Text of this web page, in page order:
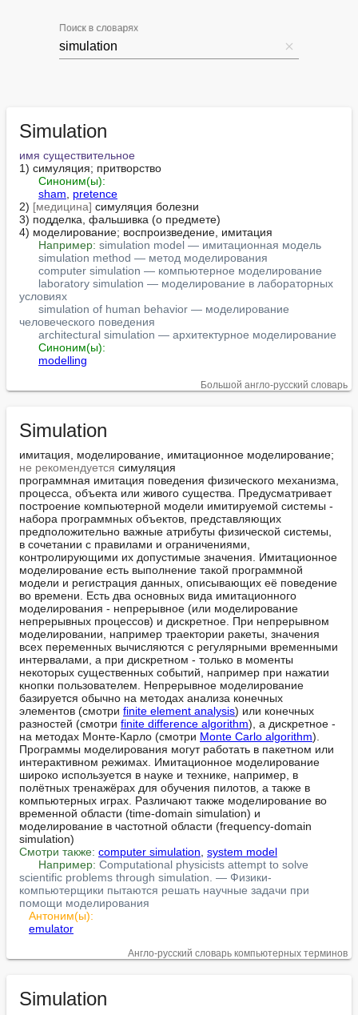
Поиск в словарях
Simulation
имя существительное
1) симуляция; притворство
Синоним(ы):
sham
pretence
2) [медицина] симуляция болезни
3) подделка, фальшивка (о предмете)
4) моделирование; воспроизведение, имитация
Например: simulation model — имитационная модель
simulation method — метод моделирования
computer simulation — компьютерное моделирование
laboratory simulation — моделирование в лабораторных
условиях
simulation of human behavior — моделирование
человеческого поведения
architectural simulation — архитектурное моделирование
Синоним(ы):
modelling
Большой англо-русский словарь
Simulation
не рекомендуется симуляция
программная имитация поведения физического механизма,
процесса, объекта или живого существа. Предусматривает
построение компьютерной модели имитируемой системы -
набора программных объектов, представляющих
предположительно важные атрибуты физической системы,
в сочетании с правилами и ограничениями,
контролирующими их допустимые значения. Имитационное
моделирование есть выполнение такой программной
модели и регистрация данных, описывающих её поведение
во времени. Есть два основных вида имитационного
моделирования - непрерывное (или моделирование
непрерывных процессов) и дискретное. При непрерывном
моделировании, например траектории ракеты, значения
всех переменных вычисляются с регулярными временными
интервалами, а при дискретном - только в моменты
некоторых существенных событий, например при нажатии
кнопки пользователем. Непрерывное моделирование
базируется обычно на методах анализа конечных
элементов (смотри finite element analysis) или конечных
разностей (смотри finite difference algorithm), а дискретное -
на методах Монте-Карло (смотри Monte Carlo algorithm).
Программы моделирования могут работать в пакетном или
интерактивном режимах. Имитационное моделирование
широко используется в науке и технике, например, в
полётных тренажёрах для обучения пилотов, а также в
компьютерных играх. Различают также моделирование во
временной области (time-domain simulation) и
моделирование в частотной области (frequency-domain
Смотри также: computer simulation system model
Например: Computational physicists attempt to solve
scientific problems through simulation. — Физики-
компьютерщики пытаются решать научные задачи при
помощи моделирования
Антоним(ы):
emulator
Англо-русский словарь компьютерных терминов
Simulation